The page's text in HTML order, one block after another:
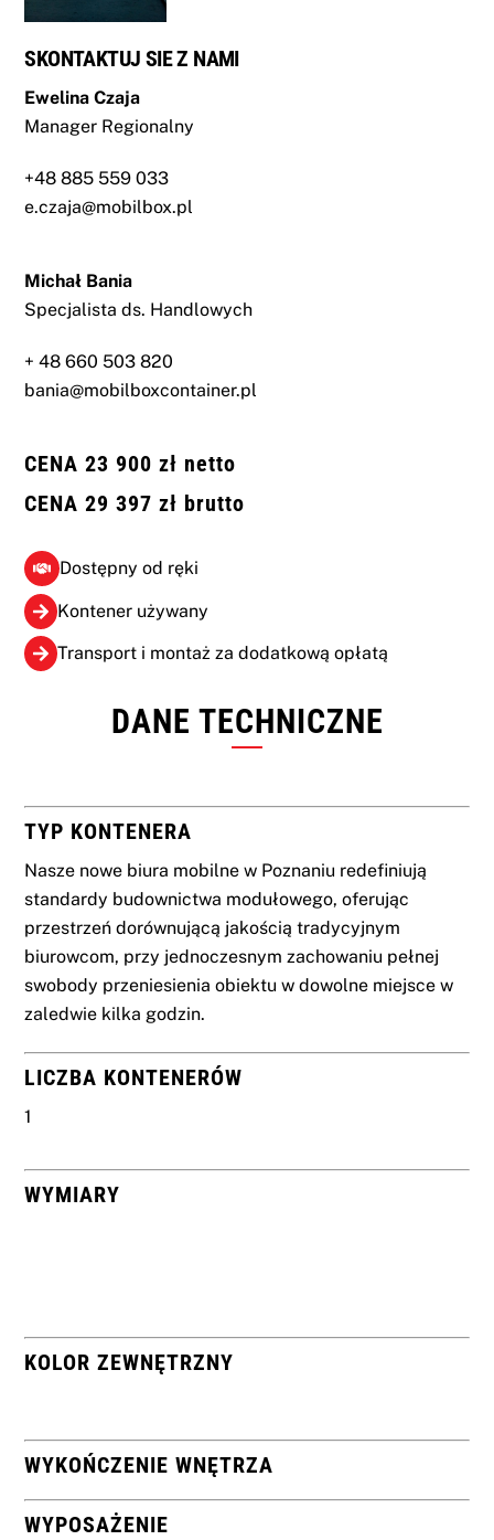
SKONTAKTUJ SIE Z NAMI
Ewelina Czaja
Manager Regionalny
+48 885 559 033
e.czaja@mobilbox.pl
Michał Bania
Specjalista ds. Handlowych
+ 48 660 503 820
bania@mobilboxcontainer.pl
CENA 23 900 zł netto
CENA 29 397 zł brutto
Dostępny od ręki
Kontener używany
Transport i montaż za dodatkową opłatą
DANE TECHNICZNE
TYP KONTENERA
Nasze nowe biura mobilne w Poznaniu redefiniują
standardy budownictwa modułowego, oferując
przestrzeń dorównującą jakością tradycyjnym
biurowcom, przy jednoczesnym zachowaniu pełnej
swobody przeniesienia obiektu w dowolne miejsce w
zaledwie kilka godzin.
LICZBA KONTENERÓW
1
WYMIARY
KOLOR ZEWNĘTRZNY
WYKOŃCZENIE WNĘTRZA
WYPOSAŻENIE